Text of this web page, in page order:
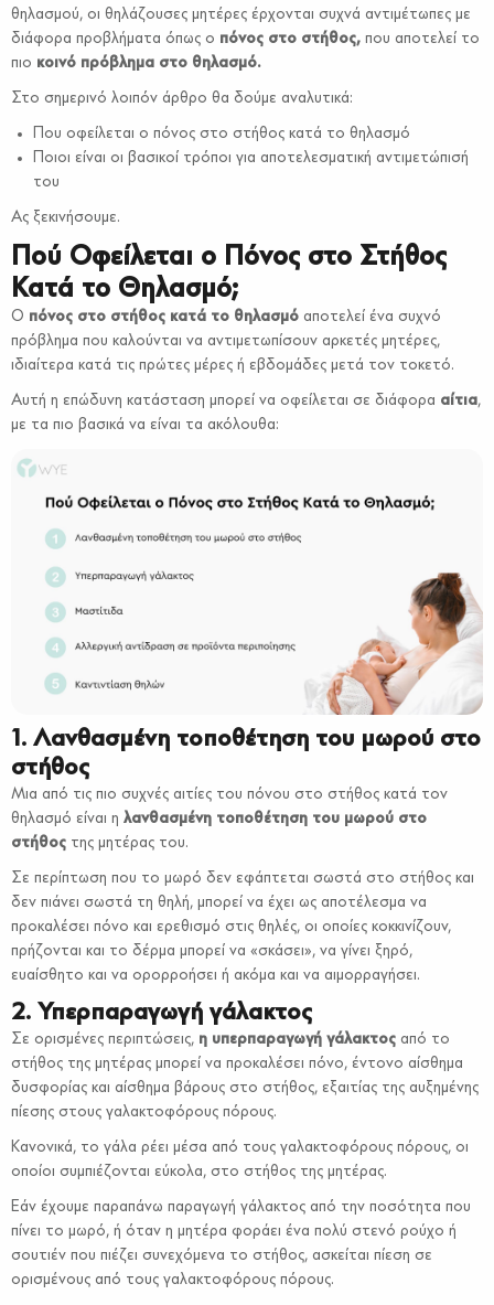
θηλασμού, οι θηλάζουσες μητέρες έρχονται συχνά αντιμέτωπες με
διάφορα προβλήματα όπως ο πόνος στο στήθος, που αποτελεί το
πιο κοινό πρόβλημα στο θηλασμό.
Στο σημερινό λοιπόν άρθρο θα δούμε αναλυτικά:
Που οφείλεται ο πόνος στο στήθος κατά το θηλασμό
Ποιοι είναι οι βασικοί τρόποι για αποτελεσματική αντιμετώπισή
του
Ας ξεκινήσουμε.
Πού Οφείλεται ο Πόνος στο Στήθος
Κατά το Θηλασμό;
Ο πόνος στο στήθος κατά το θηλασμό αποτελεί ένα συχνό
πρόβλημα που καλούνται να αντιμετωπίσουν αρκετές μητέρες,
ιδιαίτερα κατά τις πρώτες μέρες ή εβδομάδες μετά τον τοκετό.
Αυτή η επώδυνη κατάσταση μπορεί να οφείλεται σε διάφορα αίτια,
με τα πιο βασικά να είναι τα ακόλουθα:
1. Λανθασμένη τοποθέτηση του μωρού στο
στήθος
Μια από τις πιο συχνές αιτίες του πόνου στο στήθος κατά τον
θηλασμό είναι η λανθασμένη τοποθέτηση του μωρού στο
στήθος της μητέρας του.
Σε περίπτωση που το μωρό δεν εφάπτεται σωστά στο στήθος και
δεν πιάνει σωστά τη θηλή, μπορεί να έχει ως αποτέλεσμα να
προκαλέσει πόνο και ερεθισμό στις θηλές, οι οποίες κοκκινίζουν,
πρήζονται και το δέρμα μπορεί να «σκάσει», να γίνει ξηρό,
ευαίσθητο και να ορορροήσει ή ακόμα και να αιμορραγήσει.
2. Υπερπαραγωγή γάλακτος
Σε ορισμένες περιπτώσεις, η υπερπαραγωγή γάλακτος από το
στήθος της μητέρας μπορεί να προκαλέσει πόνο, έντονο αίσθημα
δυσφορίας και αίσθημα βάρους στο στήθος, εξαιτίας της αυξημένης
πίεσης στους γαλακτοφόρους πόρους.
Κανονικά, το γάλα ρέει μέσα από τους γαλακτοφόρους πόρους, οι
οποίοι συμπιέζονται εύκολα, στο στήθος της μητέρας.
Εάν έχουμε παραπάνω παραγωγή γάλακτος από την ποσότητα που
πίνει το μωρό, ή όταν η μητέρα φοράει ένα πολύ στενό ρούχο ή
σουτιέν που πιέζει συνεχόμενα το στήθος, ασκείται πίεση σε
ορισμένους από τους γαλακτοφόρους πόρους.